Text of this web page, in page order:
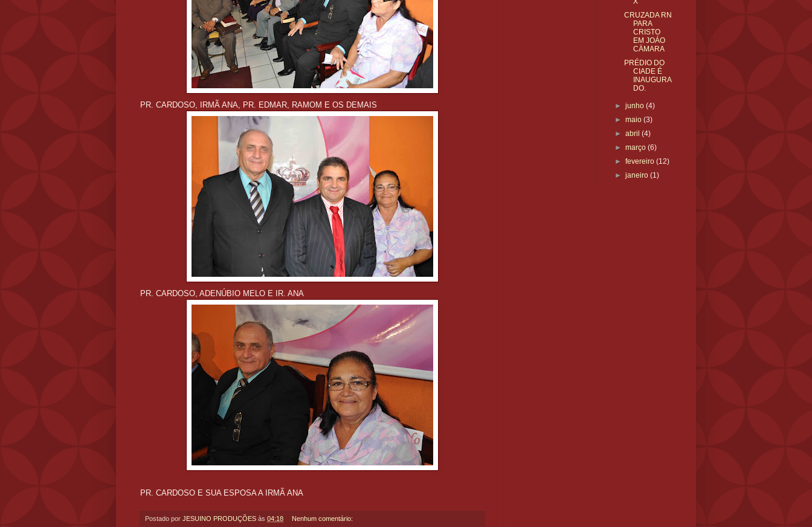
PR. CARDOSO, IRMÃ ANA, PR. EDMAR, RAMOM E OS DEMAIS
PR. CARDOSO, ADENÚBIO MELO E IR. ANA
PR. CARDOSO E SUA ESPOSA A IRMÃ ANA
Postado por JESUINO PRODUÇÕES às 04:18 Nenhum comentário:
CRUZADA RN
PARA
CRISTO
EM JOÁO
CÄMARA
PRÉDIO DO
CIADE É
INAUGURA
DO.
►junho(4)
►maio(3)
►abril(4)
►março(6)
►fevereiro(12)
►janeiro(1)